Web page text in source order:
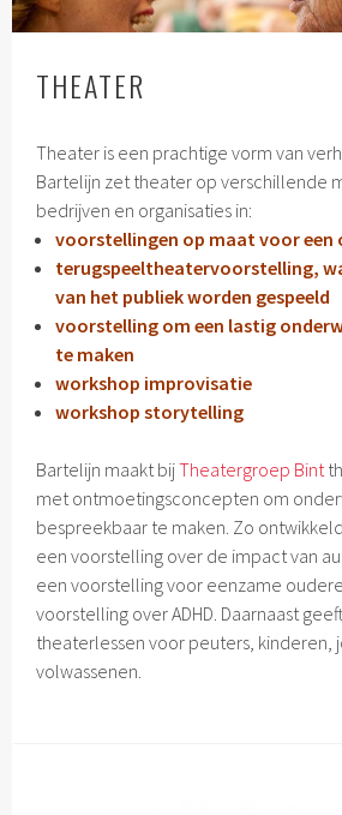
THEATER
Theater is een prachtige vorm van
Bartelijn zet theater op verschillende
bedrijven en organisaties in:
voorstellingen op maat voor een
terugspeeltheatervoorstelling,
van het publiek worden gespeeld
voorstelling om een lastig
te maken
workshop improvisatie
workshop storytelling
Bartelijn maakt bijTheatergroep Bint
met ontmoetingsconcepten om
bespreekbaar te maken. Zo
een voorstelling over de impact van
een voorstelling voor eenzame
voorstelling over ADHD. Daarnaast
theaterlessen voor peuters, kinderen,
volwassenen.